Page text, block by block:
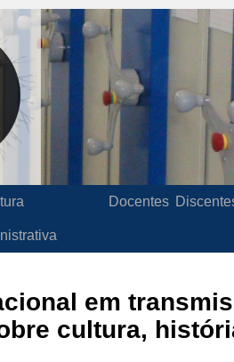
Docentes
em
cultura,